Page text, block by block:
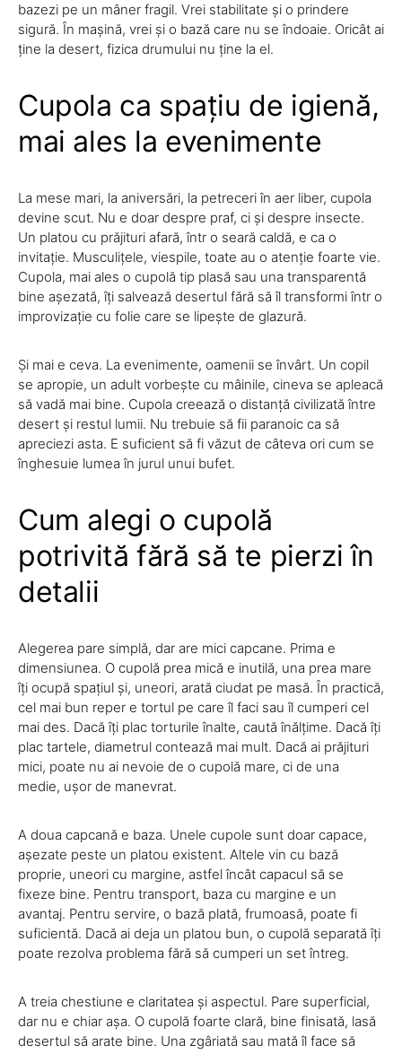
bazezi pe un mâner fragil. Vrei stabilitate și o prindere
sigură. În mașină, vrei și o bază care nu se îndoaie. Oricât ai
ține la desert, fizica drumului nu ține la el.
Cupola ca spațiu de igienă,
mai ales la evenimente
La mese mari, la aniversări, la petreceri în aer liber, cupola
devine scut. Nu e doar despre praf, ci și despre insecte.
Un platou cu prăjituri afară, într o seară caldă, e ca o
invitație. Musculițele, viespile, toate au o atenție foarte vie.
Cupola, mai ales o cupolă tip plasă sau una transparentă
bine așezată, îți salvează desertul fără să îl transformi într o
improvizație cu folie care se lipește de glazură.
Și mai e ceva. La evenimente, oamenii se învârt. Un copil
se apropie, un adult vorbește cu mâinile, cineva se apleacă
să vadă mai bine. Cupola creează o distanță civilizată între
desert și restul lumii. Nu trebuie să fii paranoic ca să
apreciezi asta. E suficient să fi văzut de câteva ori cum se
înghesuie lumea în jurul unui bufet.
Cum alegi o cupolă
potrivită fără să te pierzi în
detalii
Alegerea pare simplă, dar are mici capcane. Prima e
dimensiunea. O cupolă prea mică e inutilă, una prea mare
îți ocupă spațiul și, uneori, arată ciudat pe masă. În practică,
cel mai bun reper e tortul pe care îl faci sau îl cumperi cel
mai des. Dacă îți plac torturile înalte, caută înălțime. Dacă îți
plac tartele, diametrul contează mai mult. Dacă ai prăjituri
mici, poate nu ai nevoie de o cupolă mare, ci de una
medie, ușor de manevrat.
A doua capcană e baza. Unele cupole sunt doar capace,
așezate peste un platou existent. Altele vin cu bază
proprie, uneori cu margine, astfel încât capacul să se
fixeze bine. Pentru transport, baza cu margine e un
avantaj. Pentru servire, o bază plată, frumoasă, poate fi
suficientă. Dacă ai deja un platou bun, o cupolă separată îți
poate rezolva problema fără să cumperi un set întreg.
A treia chestiune e claritatea și aspectul. Pare superficial,
dar nu e chiar așa. O cupolă foarte clară, bine finisată, lasă
desertul să arate bine. Una zgâriată sau mată îl face să